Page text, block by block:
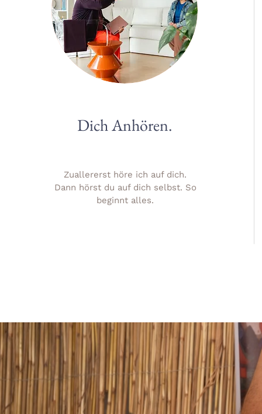
Dich Anhören.
Zuallererst höre ich auf dich.
Dann hörst du auf dich selbst. So
beginnt alles.